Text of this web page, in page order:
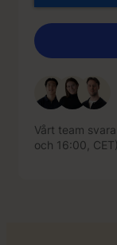
Vårt team
och 16:00, CET).
och 16:00, CET).